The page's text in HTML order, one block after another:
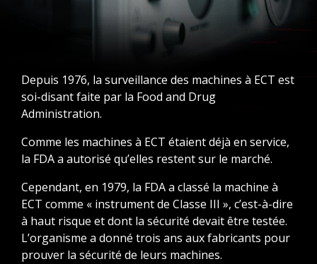
Depuis 1976, la surveillance des machines à ECT est
soi-disant faite par la Food and Drug
Administration.
Comme les machines à ECT étaient déjà en service,
la FDA a autorisé qu’elles restent sur le marché.
Cependant, en 1979, la FDA a classé la machine à
ECT comme « instrument de Classe III », c’est-à-dire
à haut risque et dont la sécurité devait être testée.
L’organisme a donné trois ans aux fabricants pour
prouver la sécurité de leurs machines.